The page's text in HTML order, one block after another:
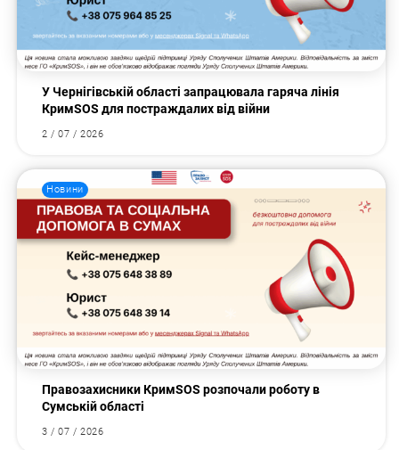
У Чернігівській області запрацювала гаряча лінія
КримSOS для постраждалих від війни
2 / 07 / 2026
Новини
Правозахисники КримSOS розпочали роботу в
Сумській області
3 / 07 / 2026